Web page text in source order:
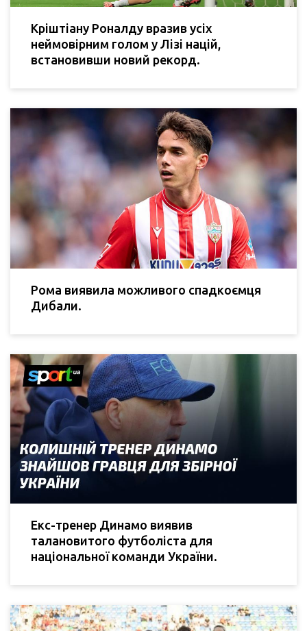
Кріштіану Роналду вразив усіх
неймовірним голом у Лізі націй,
встановивши новий рекорд.
Рома виявила можливого спадкоємця
Дибали.
Екс-тренер Динамо виявив
талановитого футболіста для
національної команди України.